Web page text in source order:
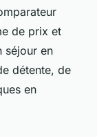
de prix et
séjour en
détente, de
en